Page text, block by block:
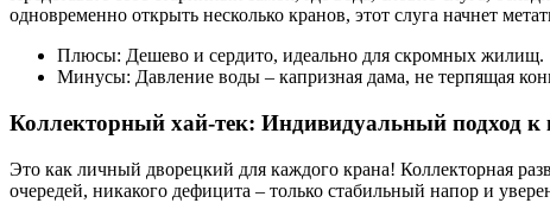
одновременно открыть несколько кранов, этот слуга начнет
Плюсы: Дешево и сердито, идеально для скромных жилищ.
Минусы: Давление воды – капризная дама, не терпящая
Коллекторный хай-тек: Индивидуальный подход к
Это как личный дворецкий для каждого крана! Коллекторная
очередей, никакого дефицита – только стабильный напор и